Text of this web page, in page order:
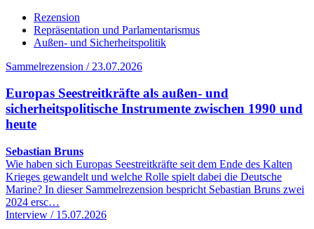
Rezension
Repräsentation und Parlamentarismus
Außen- und Sicherheitspolitik
Sammelrezension / 23.07.2026
Europas Seestreitkräfte als außen- und
sicherheitspolitische Instrumente zwischen 1990 und
heute
Sebastian Bruns
Wie haben sich Europas Seestreitkräfte seit dem Ende des Kalten
Krieges gewandelt und welche Rolle spielt dabei die Deutsche
Marine? In dieser Sammelrezension bespricht Sebastian Bruns zwei
2024 ersc…
Interview / 15.07.2026